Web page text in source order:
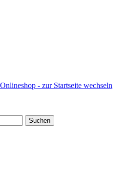
Suchen